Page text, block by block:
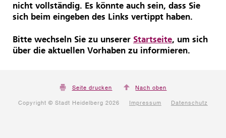
nicht vollständig. Es könnte auch sein, dass Sie
sich beim eingeben des Links vertippt haben.
Bitte wechseln Sie zu unserer Startseite, um sich
über die aktuellen Vorhaben zu informieren.
Seite drucken Nach oben
Copyright © Stadt Heidelberg 2026 Impressum Datenschutz